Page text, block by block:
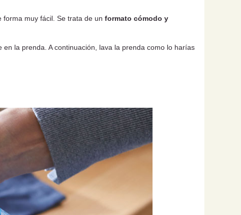
muy fácil. Se trata de un formato cómodo y
en la prenda. A continuación, lava la prenda como lo harías